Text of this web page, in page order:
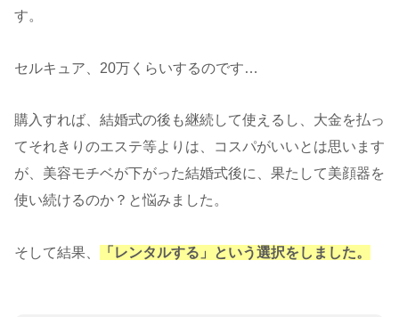
す。
セルキュア、20万くらいするのです…
購入すれば、結婚式の後も継続して使えるし、大金を払っ
てそれきりのエステ等よりは、コスパがいいとは思います
が、美容モチベが下がった結婚式後に、果たして美顔器を
使い続けるのか？と悩みました。
そして結果、 「レンタルする」という選択をしました。